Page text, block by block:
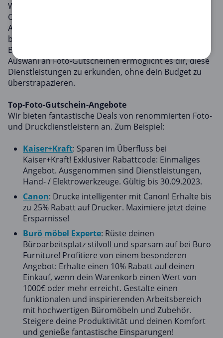
Willkommen in der Kategorie Foto, Druck & Büro von
Copacoupona.de. Hier findest du einige der besten
Angebote, um deine kostbaren Erinnerungen zu
bewahren, wichtige Dokumente zu drucken und dein
Büro effizient zu organisieren. Unsere umfangreiche
Auswahl an Foto-Gutscheinen ermöglicht es dir, diese
Dienstleistungen zu erkunden, ohne dein Budget zu
überstrapazieren.
Top-Foto-Gutschein-Angebote
Wir bieten fantastische Deals von renommierten Foto-
und Druckdienstleistern an. Zum Beispiel:
Kaiser+Kraft: Sparen im Überfluss bei
Kaiser+Kraft! Exklusiver Rabattcode: Einmaliges
Angebot. Ausgenommen sind Dienstleistungen,
Hand- / Elektrowerkzeuge. Gültig bis 30.09.2023.
Canon: Drucke intelligenter mit Canon! Erhalte bis
zu 25% Rabatt auf Drucker. Maximiere jetzt deine
Ersparnisse!
Burö möbel Experte: Rüste deinen
Büroarbeitsplatz stilvoll und sparsam auf bei Buro
Furniture! Profitiere von einem besonderen
Angebot: Erhalte einen 10% Rabatt auf deinen
Einkauf, wenn dein Warenkorb einen Wert von
1000€ oder mehr erreicht. Gestalte einen
funktionalen und inspirierenden Arbeitsbereich
mit hochwertigen Büromöbeln und Zubehör.
Steigere deine Produktivität und deinen Komfort
und genieße fantastische Einsparungen!